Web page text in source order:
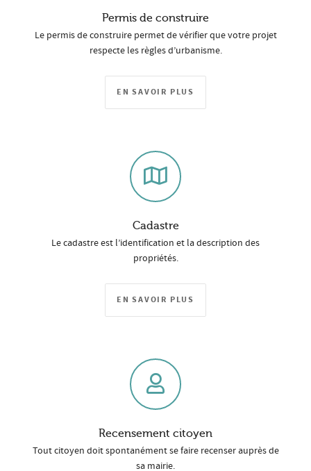
Permis de construire
Le permis de construire permet de vérifier que votre projet
respecte les règles d’urbanisme.
EN SAVOIR PLUS
Cadastre
Le cadastre est l’identification et la description des
propriétés.
EN SAVOIR PLUS
Recensement citoyen
Tout citoyen doit spontanément se faire recenser auprès de
sa mairie.